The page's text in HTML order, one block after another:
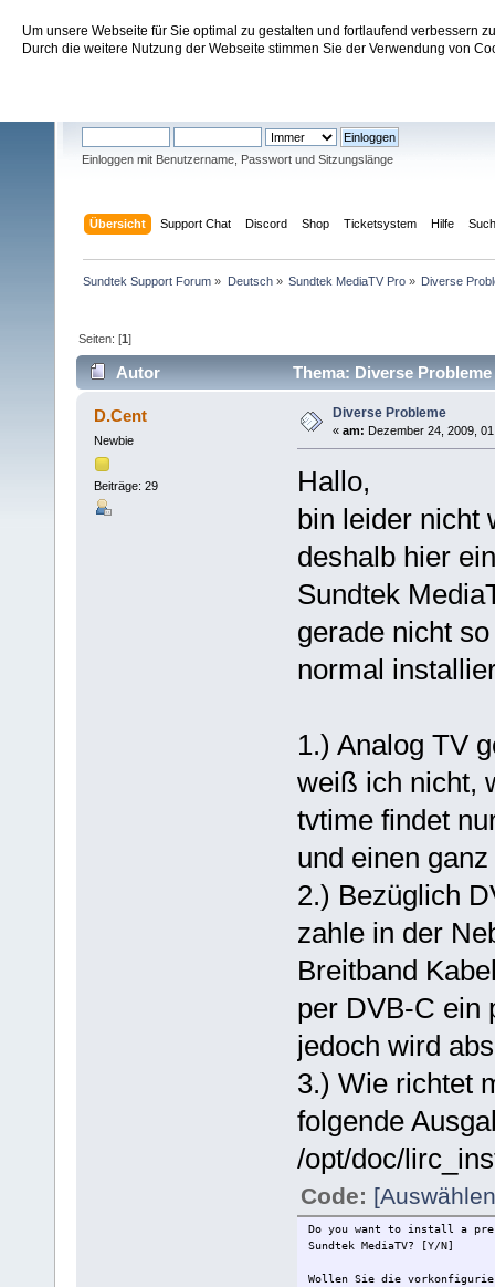
Um unsere Webseite für Sie optimal zu gestalten und fortlaufend verbessern
Durch die weitere Nutzung der Webseite stimmen Sie der Verwendung von
Sundtek Support Forum
Einloggen mit Benutzername, Passwort und Sitzungslänge
Übersicht Support Chat Discord Shop Ticketsystem Hilfe
Sundtek Support Forum » Deutsch» Sundtek MediaTV Pro» Diverse
Seiten: [1]
Autor Thema: Diverse
D.Cent
Newbie
Beiträge: 29
Diverse Probleme
« am: Dezember 24, 2009,
Hallo,
bin leider nicht
deshalb hier
Sundtek
gerade nicht
normal
1.) Analog TV
weiß ich nicht,
tvtime findet
und einen
2.) Bezüglich
zahle in der
Breitband
per DVB-C ein
jedoch wird
3.) Wie richtet
folgende
/opt/doc/
Code:
Do you want to install a
Sundtek MediaTV? [Y/N]
Wollen Sie die